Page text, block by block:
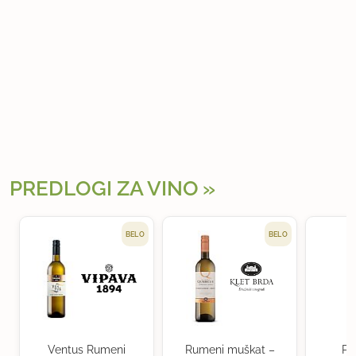
PREDLOGI ZA VINO
BELO
Ventus Rumeni
BELO
Rumeni muškat –